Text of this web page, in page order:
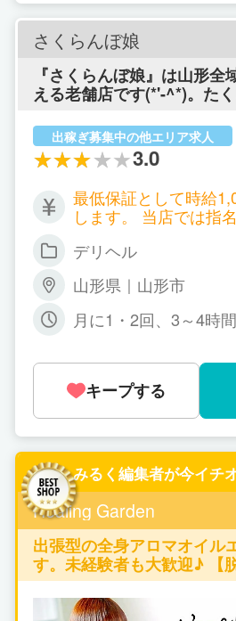
さくらんぼ娘
『さくらんぼ娘』は山形全
える老舗店です(*'-^*)。た
努力しております。 そして、老舗店である当
店だから可能な圧倒的な顧
子にとって、とても心強い
ずです。 さくらんぼ娘は普通の学生さん・OL
さん・主婦がバイト感覚で
です。 お昼のお仕事や他
の収入を得られなかった女
ます。 そんな悩みはぜひ当
い!!長く続ける必要はござ
ームページに顔を出す必要
もちろん、体調の悪い時や
出勤する必要もございません!! 当店は自
好きな時間に働いて、今ま
らない位の収入を得る事
出稼ぎ募集中の他エリア求人
3.0
最低保証として時給
します。 当店では指
採用!! 努力しだいでは
大150枚以上も可能で
デリヘル
山形県｜山形市
月に1・2回、3～4時
キープする
みるく編集者が今イチ
Healing Garden
出張型の全身アロマオイル
す。未経験者も大歓迎♪ 【
い、触られない】の仕事が